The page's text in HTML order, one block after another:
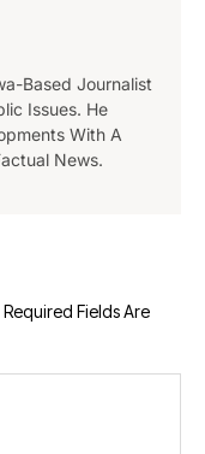
Based Journalist
Issues. He
With A
News.
Required Fields Are